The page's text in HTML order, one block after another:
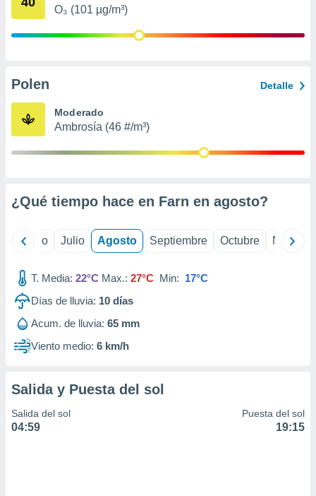
mediante
publicidad
O₃ (101 µg/m³)
Polen Detalle
Moderado
Ambrosía (46 #/m³)
¿Qué tiempo hace en Farn en agosto?
Junio Julio Agosto Septiembre Octubre
T. Media: 22°C Max.: 27°C Min: 17°C
Días de lluvia: 10 días
Acum. de lluvia: 65 mm
Viento medio: 6 km/h
Salida y Puesta del sol
Salida del sol
04:59
Puesta del sol
19:15